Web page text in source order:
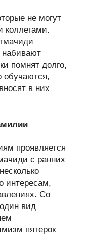
не могут
коллегами.
набивают
помнят долго,
обучаются,
в них
проявляется
с ранних
интересам,
Со
вид
пятерок